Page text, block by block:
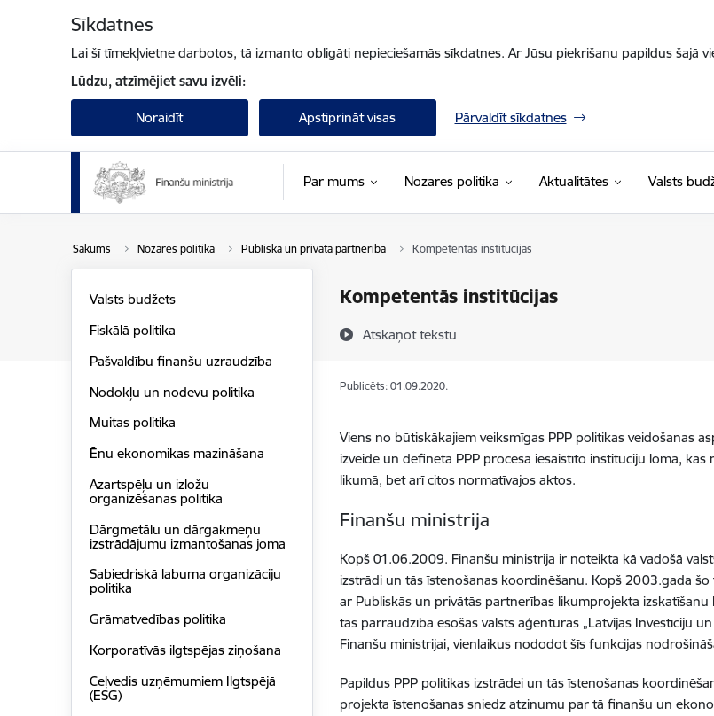
Sīkdatnes
Lai šī tīmekļvietne darbotos, tā izmanto obligāti nepieciešamās sīkdatnes. Ar Jūsu piekrišanu papildus šajā
Lūdzu, atzīmējiet savu izvēli:
Noraidīt Apstiprināt visas Pārvaldīt sīkdatnes
Par mums Nozares politika Aktualitātes Valsts
Sākums Nozares politika Publiskā un privātā partnerība Kompetentās institūcijas
Kompetentās institūcijas
Atskaņot tekstu
Valsts budžets
Fiskālā politika
Pašvaldību finanšu uzraudzība
Nodokļu un nodevu politika
Muitas politika
Ēnu ekonomikas mazināšana
Azartspēļu un izložu
organizēšanas politika
Dārgmetālu un dārgakmeņu
izstrādājumu izmantošanas joma
Sabiedriskā labuma organizāciju
politika
Grāmatvedības politika
Korporatīvās ilgtspēja​s ziņošana
Ceļvedis uzņēmumiem Ilgtspējā
(ESG)
Publicēts: 01.09.2020.
Viens no būtiskākajiem veiksmīgas PPP politikas veidošanas
izveide un definēta PPP procesā iesaistīto institūciju loma,
likumā, bet arī citos normatīvajos aktos.
Finanšu ministrija
Kopš 01.06.2009. Finanšu ministrija ir noteikta kā vadošā
izstrādi un tās īstenošanas koordinēšanu. Kopš 2003.gada
ar Publiskās un privātās partnerības likumprojekta
tās pārraudzībā esošās valsts aģentūras „Latvijas Investīciju
Finanšu ministrijai, vienlaikus nododot šīs funkcijas
Papildus PPP politikas izstrādei un tās īstenošanas
projekta īstenošanas sniedz atzinumu par tā finanšu un